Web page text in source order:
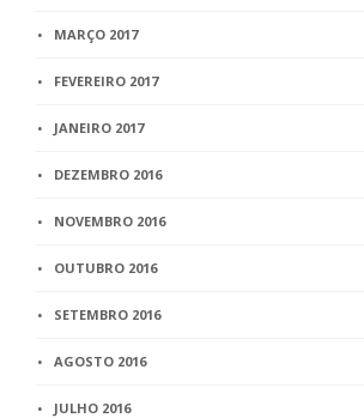
MARÇO 2017
FEVEREIRO 2017
JANEIRO 2017
DEZEMBRO 2016
NOVEMBRO 2016
OUTUBRO 2016
SETEMBRO 2016
AGOSTO 2016
JULHO 2016